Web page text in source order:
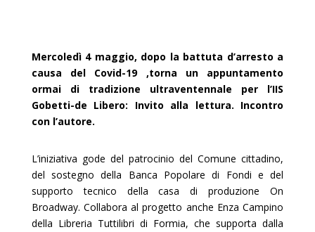
Mercoledì 4 maggio, dopo la battuta d’arresto a
causa del Covid-19 ,torna un appuntamento
ormai di tradizione ultraventennale per l’IIS
Gobetti-de Libero: Invito alla lettura. Incontro
con l’autore.
L’iniziativa gode del patrocinio del Comune cittadino,
del sostegno della Banca Popolare di Fondi e del
supporto tecnico della casa di produzione On
Broadway. Collabora al progetto anche Enza Campino
della Libreria Tuttilibri di Formia, che supporta dalla